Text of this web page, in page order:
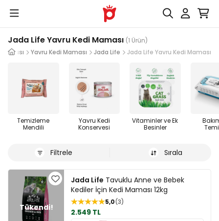
Jada Life Yavru Kedi Maması (1 Ürün)
Yavru Kedi Maması Jada Life Jada Life Yavru Kedi Maması
Temizleme
Mendili
Yavru Kedi
Konservesi
Vitaminler ve Ek
Besinler
Filtrele Sırala
Jada Life Tavuklu Anne ve Bebek
Kediler İçin Kedi Maması 12kg
5,0 3
2.549 TL